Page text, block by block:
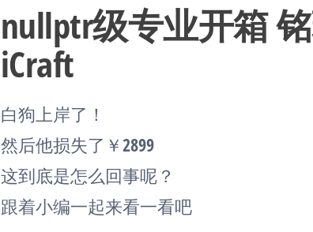
nullptr级专业开箱 铭
iCraft
白狗上岸了！
然后他损失了￥2899
这到底是怎么回事呢？
跟着小编一起来看一看吧